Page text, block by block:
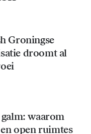
Groningse
droomt al
waarom
open ruimtes